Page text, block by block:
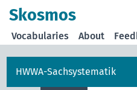
Skosmos
Vocabularies About
HWWA-Sachsystematik